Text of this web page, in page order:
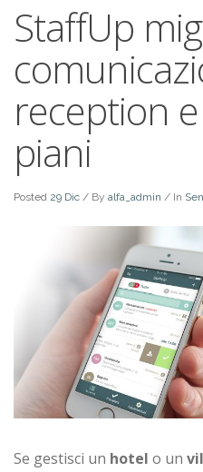
StaffUp
reception
piani
Posted 29 Dic / By alfa_admin / In
Se gestisci un hotel o un